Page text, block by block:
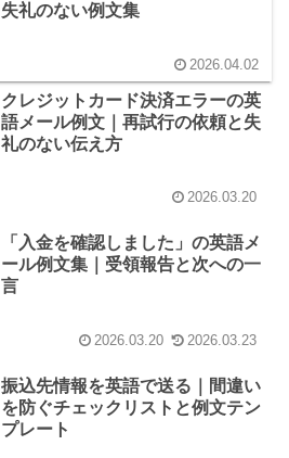
失礼のない例文集
2026.04.02
クレジットカード決済エラーの英
語メール例文｜再試行の依頼と失
礼のない伝え方
2026.03.20
「入金を確認しました」の英語メ
ール例文集｜受領報告と次への一
言
2026.03.20 2026.03.23
振込先情報を英語で送る｜間違い
を防ぐチェックリストと例文テン
プレート